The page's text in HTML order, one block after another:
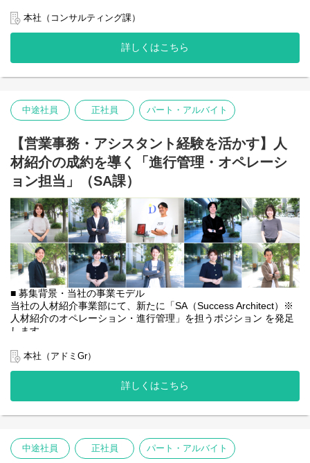
「先生がいるから、教室に来るのが楽しみ」と言ってもらえるよ
うな、信頼関係を築いてください。
【「遊び」の中に成長の種をまく（活動支援）】
・集団生活のルールや人との関わり方は、座学では学べません。
ーツで「協力する」経験をしたり。「遊び」という実践の場を通
【成長の瞬間を記録する（日報作成）】
・事務的な報告だけではありません。「今日、Aくんがひとりで〇
保護者様とも喜びを共有する大切な業務です。
【あなたの「好き」を企画にする 】
・「工作が得意」「サッカーが好き」「料理なら任せて」。あな
たの特技がそのまま療育イベントになります。
手なものが得意になる（自分で手を加えることで食べられるよう
になる）など成長も感じつつ、ご自身も達成感を味わえます。
子どもたちが新しい世界を知るきっかけを、あなたのアイデアで
作ってください！
★テラコヤキッズ各教室の活動紹介もぜひご覧ください★
https://terakoyakids.dandi.co.jp/activate/
各種サポート事務業務を行っていただきます。
クライアントの障害者採用担当者として下記のような業務をメイ
ンに行っていただきます。
・応募者集客対応（支援機関への電話掛け、支援機関との打合
・自社求人メディア担当や外部求人メディア担当との打合せ
・求人票の作成や外部求人メディア掲載対応
など）
・応募者情報の一括集約（様々な応募経路から来た応募書類を一
か所にまとめる）
・選考面接への同席
・選考補助（一部合否判断、選考日程調整）
・会社説明会の運営サポート（受付、参加者情報管理、資料送付
など）
・WEB会議リンク（TeamsやZoom）の発行
・クライアントとの定期的な打ち合わせ など
■配属部署
コンサルティング課
・マネージャー1名、リーダー1名、サブリーダー2名、スタッフ8
名（うちアルバイト1名、派遣スタッフ1名）、営業事務1名、営業
事務サポート3名（アルバイト）
・グループウェア：Microsoft365（outlook、teams、sharepoint、
等）
※それ以外でも企業様のご要望に応じて、様々な採用管理システ
ムやツールを使用することがあります
・調整力、正確性、スピード、管理力、課題解決力
・顧客視点、コミュニケーション、仕組化などの汎用スキル
本社（コンサルティング課）
詳しくはこちら
中途社員 正社員 パート・アルバイト
【営業事務・アシスタント経験を活かす】人
材紹介の成約を導く「進行管理・オペレーシ
ョン担当」（SA課）
■ 募集背景・当社の事業モデル
当社の人材紹介事業部にて、新たに「SA（Success Architect）※
人材紹介のオペレーション・進行管理」を担うポジション を発足
します。
「一気通貫型」ではなく、企業側と求職者側で担当が分かれる
「分業制」を採用しています。
・RA（リクルーティングアドバイザー）：採用を行う「企業」の
者）」の担当
今回募集する「SA」は、RA・CAと連携し、事業の成長を支える
中核ポジションです。
本社（アドミGr）
詳しくはこちら
中途社員 正社員 パート・アルバイト